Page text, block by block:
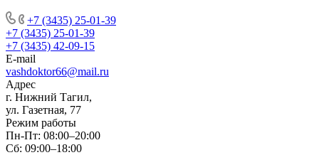
+7 (3435) 25-01-39
+7 (3435) 25-01-39
+7 (3435) 42-09-15
E-mail
vashdoktor66@mail.ru
Адрес
г. Нижний Тагил,
ул. Газетная, 77
Режим работы
Пн-Пт: 08:00–20:00
Сб: 09:00–18:00